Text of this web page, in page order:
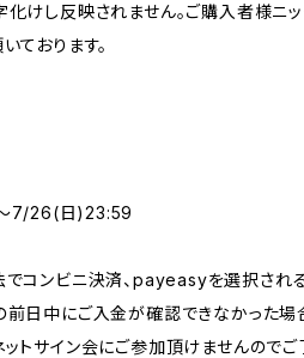
けし反映されません。ご購入者様ニッ
ております。
7/26(日)23:59
コンビニ決済、payeasyを選択され
前日中にご入金が確認できなかった場
トサイン会にご参加頂けませんのでご